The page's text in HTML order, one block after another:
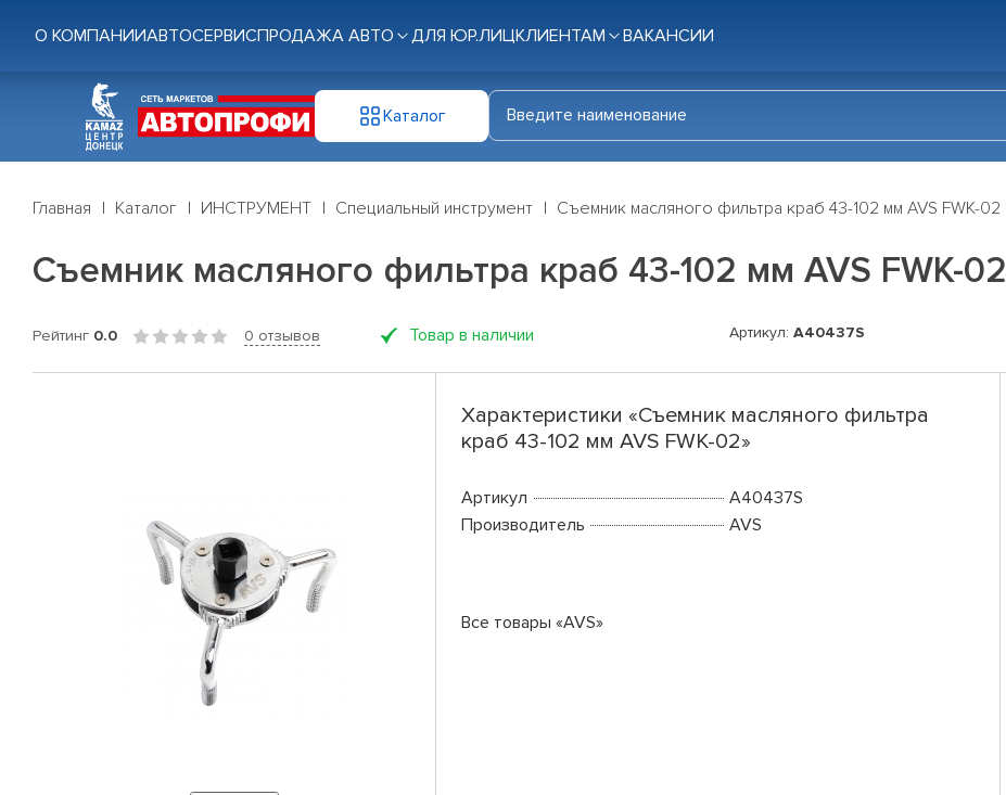
О КОМПАНИИАВТОСЕРВИСПРОДАЖА АВТО ДЛЯ ЮР.ЛИЦКЛИЕНТАМ ВАКАНСИИ
Каталог
Главная Каталог ИНСТРУМЕНТ Специальный инструмент Съемник масляного фильтра краб 43-102 мм AVS FWK-02
Съемник масляного фильтра краб 43-102 мм AVS FWK-02
Рейтинг 0.0 0 отзывов Товар в наличии Артикул: A40437S
Характеристики «Съемник масляного фильтра
краб 43-102 мм AVS FWK-02»
Артикул
A40437S
Производитель
AVS
Все товары «AVS»